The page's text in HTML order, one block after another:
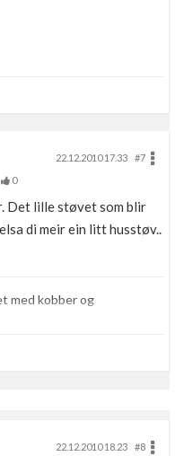
22.12.2010 17.33
#7
0
Det lille støvet som blir
di meir ein litt husstøv..
med kobber og
22.12.2010 18.23
#8